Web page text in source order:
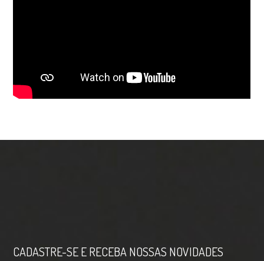
CADASTRE-SE E RECEBA NOSSAS NOVIDADES